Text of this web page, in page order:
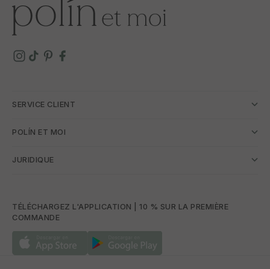
SERVICE CLIENT
POLÍN ET MOI
JURIDIQUE
TÉLÉCHARGEZ L'APPLICATION | 10 % SUR LA PREMIÈRE
COMMANDE